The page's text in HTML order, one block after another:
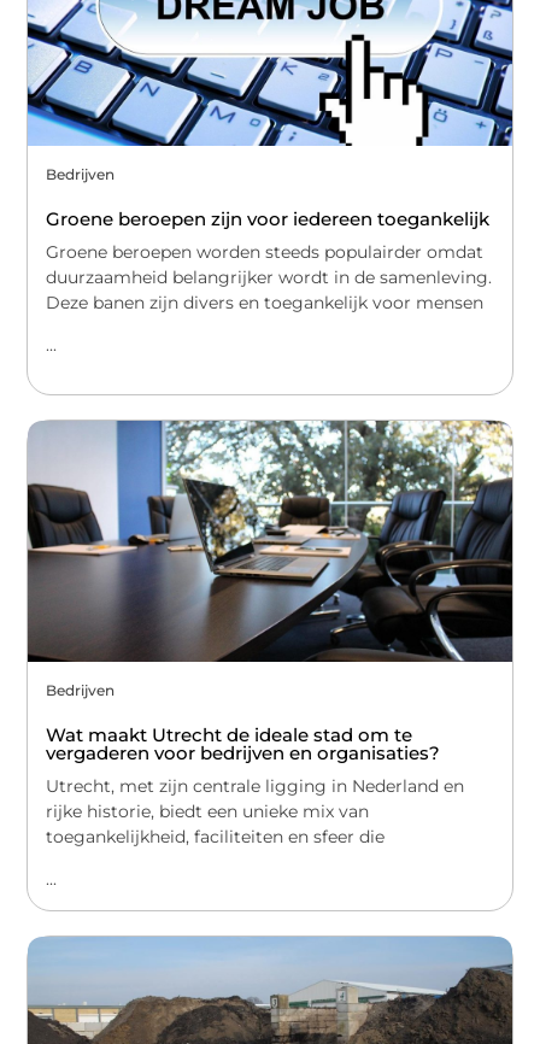
Bedrijven
Groene beroepen zijn voor iedereen toegankelijk
Groene beroepen worden steeds populairder omdat
duurzaamheid belangrijker wordt in de samenleving.
Deze banen zijn divers en toegankelijk voor mensen
...
Bedrijven
Wat maakt Utrecht de ideale stad om te
vergaderen voor bedrijven en organisaties?
Utrecht, met zijn centrale ligging in Nederland en
rijke historie, biedt een unieke mix van
toegankelijkheid, faciliteiten en sfeer die
...